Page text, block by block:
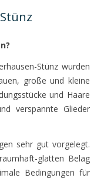
Stünz wurden
große und kleine
und Haare
verspannte Glieder
sehr gut vorgelegt.
glatten Belag
Bedingungen für